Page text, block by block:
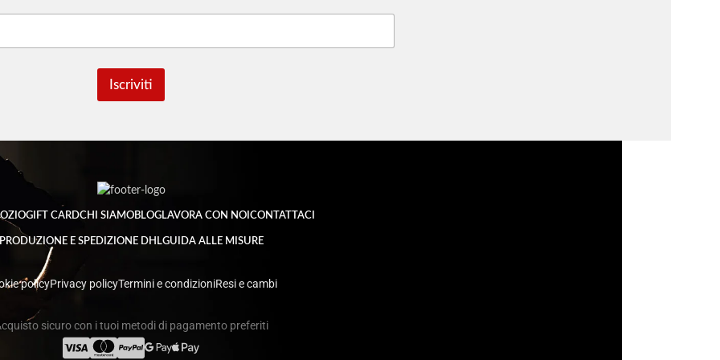
Iscriviti
GIFT CARDCHI SIAMOBLOGLAVORA CON NOI CONTATTACI
PRODUZIONE E SPEDIZIONE DHLGUIDA ALLE MISURE
policyPrivacy policyTermini e condizioniResi e cambi
sicuro con i tuoi metodi di pagamento preferiti